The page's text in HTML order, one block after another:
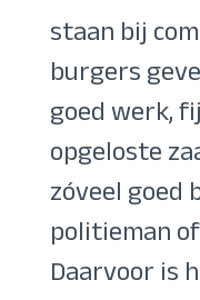
staan bij
burgers
goed werk,
opgeloste
zóveel goed
politieman
Daarvoor is